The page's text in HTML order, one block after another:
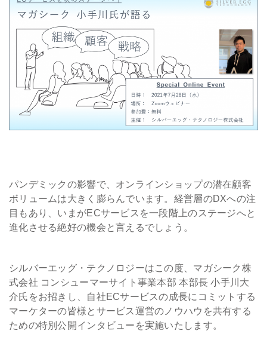
会社情報
資料ダウンロード
お問い合わせ
パンデミックの影響で、オンラインショップの潜在顧客
ボリュームは大きく膨らんでいます。経営層のDXへの注
目もあり、いまがECサービスを一段階上のステージへと
進化させる絶好の機会と言えるでしょう。
シルバーエッグ・テクノロジーはこの度、マガシーク株
式会社 コンシューマーサイト事業本部 本部長 小手川大
介氏をお招きし、自社ECサービスの成長にコミットする
マーケターの皆様とサービス運営のノウハウを共有する
ための特別公開インタビューを実施いたします。